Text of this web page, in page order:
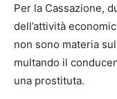
Per la Cassazione,
dell’attività
non sono materia
multando il
una prostituta.